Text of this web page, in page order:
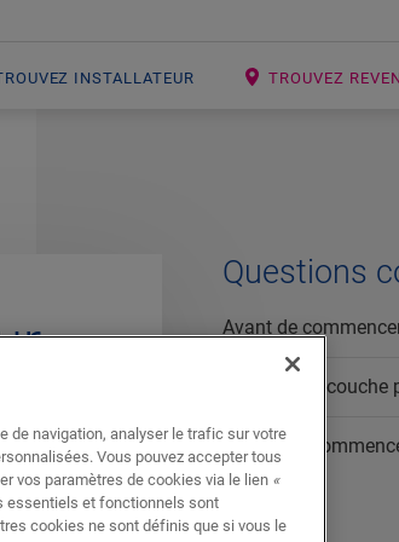
INSTALLATEUR TROUVEZ
le
le
Questions
Avant de
Quelle sous-
Comment
de navigation, analyser le trafic sur votre
Vous pouvez accepter tous
vos paramètres de cookies via le lien «
et fonctionnels sont
cookies ne sont définis que si vous le